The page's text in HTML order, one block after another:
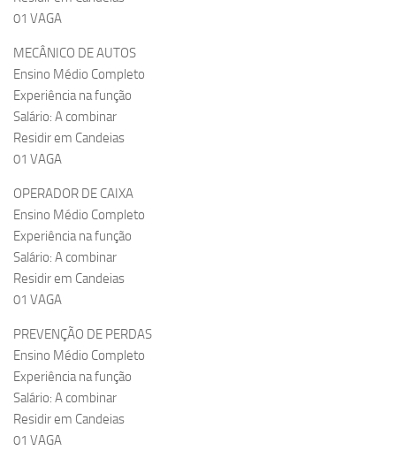
01 VAGA
MECÂNICO DE AUTOS
Ensino Médio Completo
Experiência na função
Salário: A combinar
Residir em Candeias
01 VAGA
OPERADOR DE CAIXA
Ensino Médio Completo
Experiência na função
Salário: A combinar
Residir em Candeias
01 VAGA
PREVENÇÃO DE PERDAS
Ensino Médio Completo
Experiência na função
Salário: A combinar
Residir em Candeias
01 VAGA